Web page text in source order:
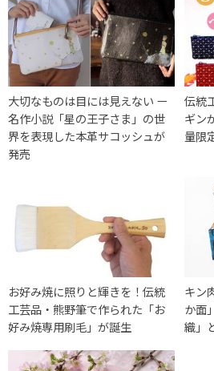
大切なものは目には見えない ー
名作小説「星の王子さま」の世
界を表現した本革サコッシュが
発売
伝統
ギン
量限
お好み焼に照りと輝きを！伝統
工芸品・熊野筆で作られた「お
好み焼専用刷毛」が誕生
キン
か面
織」